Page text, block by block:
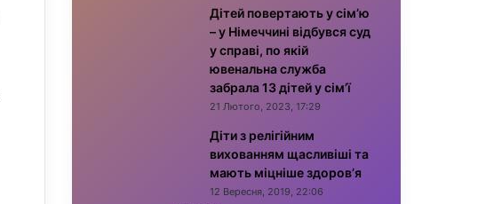
Дітей повертають у сім’ю
– у Німеччині відбувся суд
у справі, по якій
ювенальна служба
забрала 13 дітей у сім’ї
21 Лютого, 2023, 17:29
Діти з релігійним
вихованням щасливіші та
мають міцніше здоров’я
12 Вересня, 2019, 22:06